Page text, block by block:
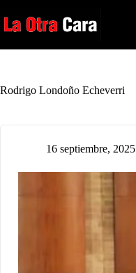
al
contenido
Rodrigo Londoño Echeverri
16 septiembre, 2025